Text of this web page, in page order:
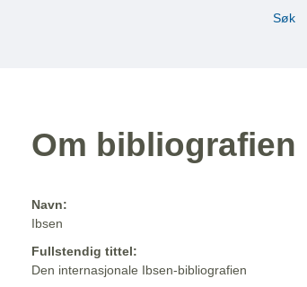
Søk
Om bibliografien
Navn:
Ibsen
Fullstendig tittel:
Den internasjonale Ibsen-bibliografien